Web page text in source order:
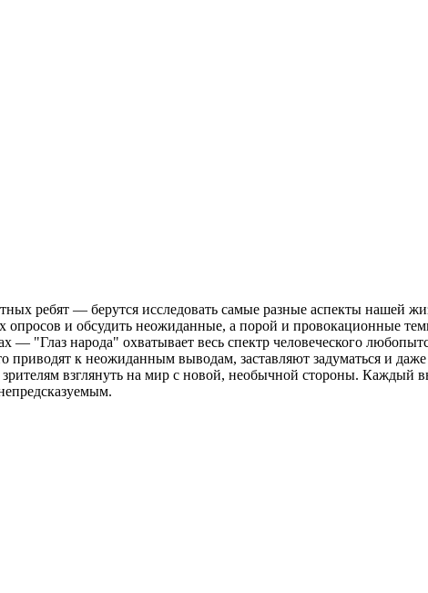
ребят — берутся исследовать самые разные аспекты нашей
и обсудить неожиданные, а порой и провокационные
"Глаз народа" охватывает весь спектр человеческого
к неожиданным выводам, заставляют задуматься и даже
взглянуть на мир с новой, необычной стороны. Каждый